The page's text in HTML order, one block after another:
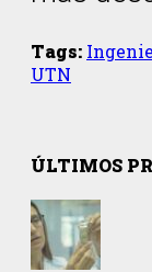
Tags:
UTN
ÚLTIMOS